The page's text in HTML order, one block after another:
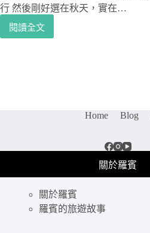
行 然後剛好選在秋天，實在…
閱讀全文
[韓
來
韓
Home Blog
關於羅賓
關於羅賓
羅賓的旅遊故事